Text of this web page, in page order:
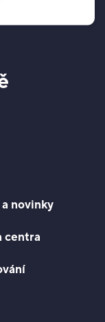
novinky
centra